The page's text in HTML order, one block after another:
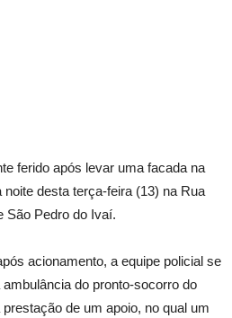
ferido após levar uma facada na
noite desta terça-feira (13) na Rua
São Pedro do Ivaí.
acionamento, a equipe policial se
do pronto-socorro do
de um apoio, no qual um